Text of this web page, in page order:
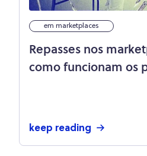
em marketplaces
Repasses nos
como funcionam os
keep reading